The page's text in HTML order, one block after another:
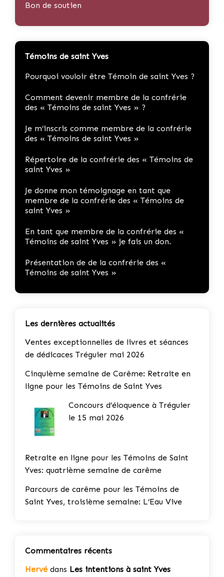
Bon de soutien
Témoins de saint Yves
Pourquoi vouloir être Témoin de saint Yves ?
Comment devenir membre de la confrérie
des « Témoins de saint Yves » ?
Je m’inscris comme membre de la confrérie
des « Témoins de saint Yves »
Répertoire de la confrérie des « Témoins de
saint Yves »
Je donne mon témoignage en tant que
membre de la confrérie des « Témoins de
saint Yves »
En tant que membre de la confrérie des «
Témoins de saint Yves » je fais un don.
Présentation de de la confrérie des «
Témoins de saint Yves »
Les dernières actualités
Ventes exceptionnelles de livres et séances
de dédicaces Tréguier mai 2026
Cinquième semaine de Carême: Retraite en
ligne pour les Témoins de Saint Yves
Concours d’éloquence à Tréguier
le 15 mai 2026
Retraite en ligne pour les Témoins de Saint
Yves: quatrième semaine de carême
Parcours de carême pour les Témoins de
Saint Yves, troisième semaine: L’Eau Vive
Commentaires récents
Hervé dans Les intentions à saint Yves